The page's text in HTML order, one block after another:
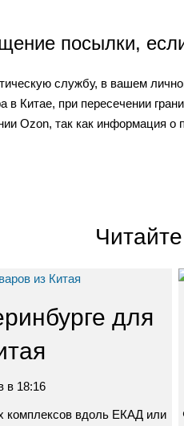
посылки,
службу, в вашем
в Китае, при пересечении
Ozon, так как информация о
для
в 18:16
комплексов вдоль ЕКАД или